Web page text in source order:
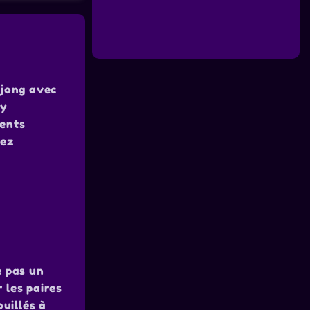
avec
un
les paires
à